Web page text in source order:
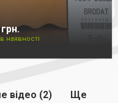
наявності
відео (2) Ще